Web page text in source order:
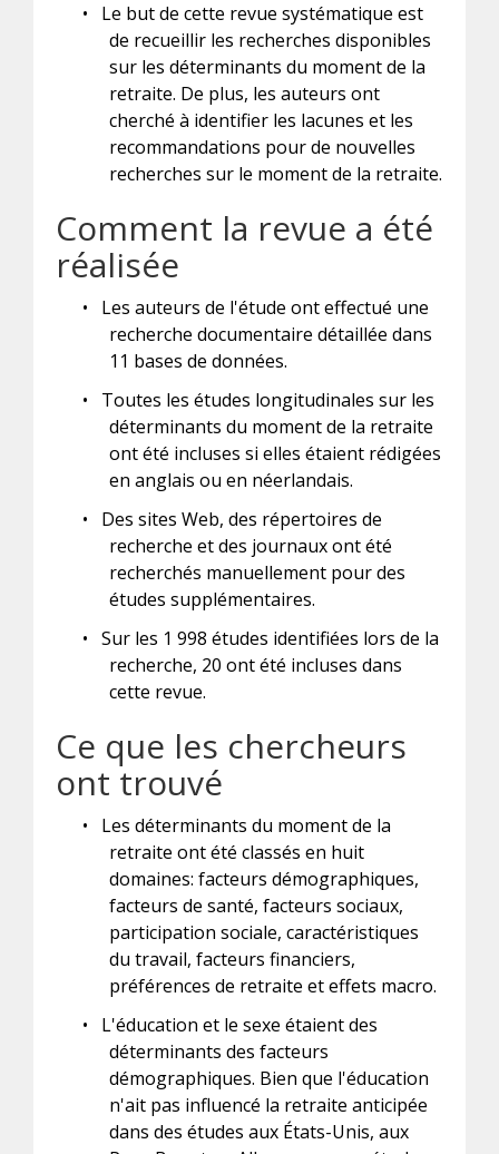
•
Le but de cette revue systématique est
de recueillir les recherches disponibles
sur les déterminants du moment de la
retraite. De plus, les auteurs ont
cherché à identifier les lacunes et les
recommandations pour de nouvelles
recherches sur le moment de la retraite.
Comment la revue a été
réalisée
•
Les auteurs de l'étude ont effectué une
recherche documentaire détaillée dans
11 bases de données.
•
Toutes les études longitudinales sur les
déterminants du moment de la retraite
ont été incluses si elles étaient rédigées
en anglais ou en néerlandais.
•
Des sites Web, des répertoires de
recherche et des journaux ont été
recherchés manuellement pour des
études supplémentaires.
• Sur les 1 998 études identifiées lors de la
recherche, 20 ont été incluses dans
cette revue.
Ce que les chercheurs
ont trouvé
•
Les déterminants du moment de la
retraite ont été classés en huit
domaines: facteurs démographiques,
facteurs de santé, facteurs sociaux,
participation sociale, caractéristiques
du travail, facteurs financiers,
préférences de retraite et effets macro.
•
L'éducation et le sexe étaient des
déterminants des facteurs
démographiques. Bien que l'éducation
n'ait pas influencé la retraite anticipée
dans des études aux États-Unis, aux